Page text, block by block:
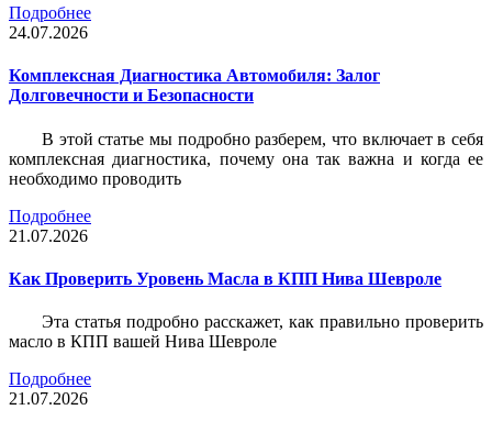
Подробнее
24.07.2026
Комплексная Диагностика Автомобиля: Залог
Долговечности и Безопасности
В этой статье мы подробно разберем, что включает в себя
комплексная диагностика, почему она так важна и когда ее
необходимо проводить
Подробнее
21.07.2026
Как Проверить Уровень Масла в КПП Нива Шевроле
Эта статья подробно расскажет, как правильно проверить
масло в КПП вашей Нива Шевроле
Подробнее
21.07.2026